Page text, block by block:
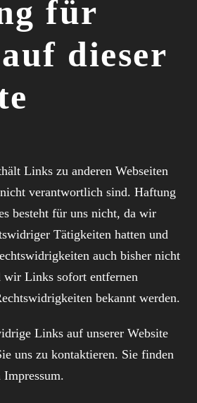
für
dieser
Links zu anderen Webseiten
verantwortlich sind. Haftung
besteht für uns nicht, da wir
Tätigkeiten hatten und
auch bisher nicht
wir Links sofort entfernen
bekannt werden.
Links auf unserer Website
uns zu kontaktieren. Sie finden